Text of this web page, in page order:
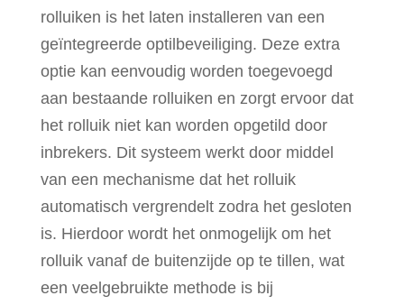
rolluiken is het laten installeren van een
geïntegreerde optilbeveiliging. Deze extra
optie kan eenvoudig worden toegevoegd
aan bestaande rolluiken en zorgt ervoor dat
het rolluik niet kan worden opgetild door
inbrekers. Dit systeem werkt door middel
van een mechanisme dat het rolluik
automatisch vergrendelt zodra het gesloten
is. Hierdoor wordt het onmogelijk om het
rolluik vanaf de buitenzijde op te tillen, wat
een veelgebruikte methode is bij